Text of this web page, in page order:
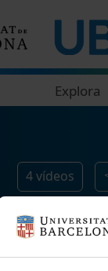
Explora
4vídeos